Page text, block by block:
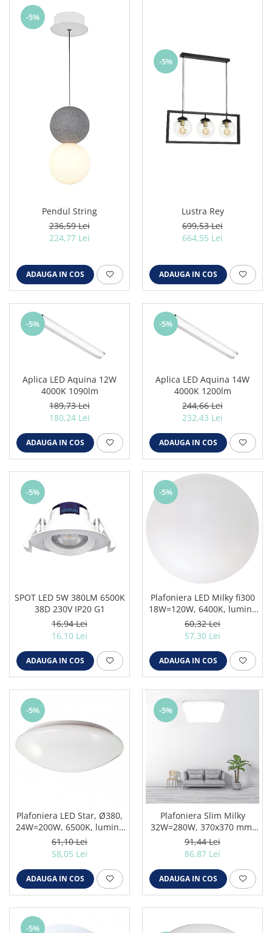
-5%
Pendul String
236,59 Lei
224,77 Lei
ADAUGA IN COS
-5%
Lustra Rey
699,53 Lei
664,55 Lei
ADAUGA IN COS
-5%
Aplica LED Aquina 12W
4000K 1090lm
189,73 Lei
180,24 Lei
ADAUGA IN COS
-5%
Aplica LED Aquina 14W
4000K 1200lm
244,66 Lei
232,43 Lei
ADAUGA IN COS
-5%
SPOT LED 5W 380LM 6500K
38D 230V IP20 G1
16,94 Lei
16,10 Lei
ADAUGA IN COS
-5%
Plafoniera LED Milky fi300
18W=120W, 6400K, lumina
rece
60,32 Lei
57,30 Lei
ADAUGA IN COS
-5%
Plafoniera LED Star, Ø380,
24W=200W, 6500K, lumina
rece
61,10 Lei
58,05 Lei
ADAUGA IN COS
-5%
Plafoniera Slim Milky
32W=280W, 370x370 mm,
6500K, lumina rece
91,44 Lei
86,87 Lei
ADAUGA IN COS
-5%